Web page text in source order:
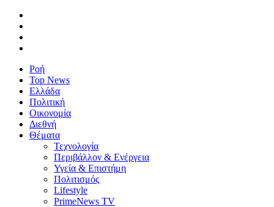
Ροή
Top News
Ελλάδα
Πολιτική
Οικονομία
Διεθνή
Θέματα
Τεχνολογία
Περιβάλλον & Ενέργεια
Υγεία & Επιστήμη
Πολιτισμός
Lifestyle
PrimeNews TV